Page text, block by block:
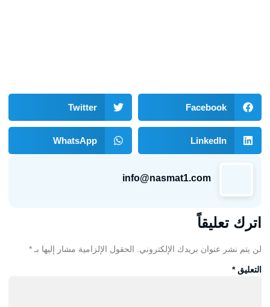
Facebook
Twitter
LinkedIn
WhatsApp
info@nasmat1.com
اترك تعليقاً
لن يتم نشر عنوان بريدك الإلكتروني. الحقول الإلزامية مشار إليها بـ *
التعليق*